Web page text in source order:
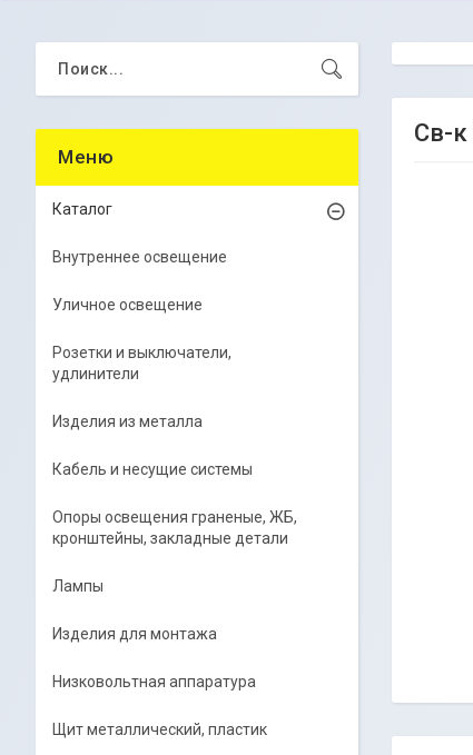
Св-к
Каталог
Внутреннее освещение
Уличное освещение
Розетки и выключатели,
удлинители
Изделия из металла
Кабель и несущие системы
Опоры освещения граненые, ЖБ,
кронштейны, закладные детали
Лампы
Изделия для монтажа
Низковольтная аппаратура
Щит металлический, пластик